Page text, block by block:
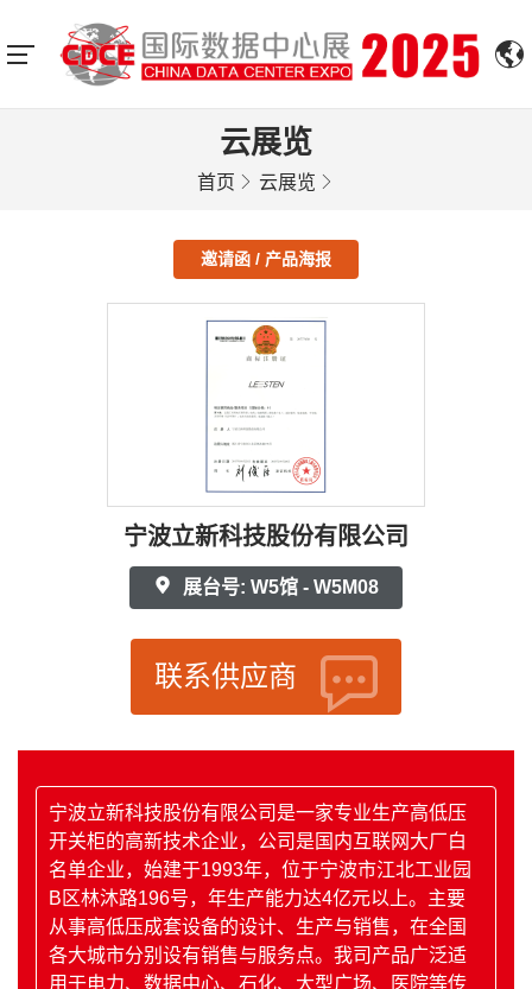
云展览
首页 云展览
邀请函 / 产品海报
宁波立新科技股份有限公司
展台号: W5馆 - W5M08
联系供应商
宁波立新科技股份有限公司是一家专业生产高低压
开关柜的高新技术企业，公司是国内互联网大厂白
名单企业，始建于1993年，位于宁波市江北工业园
B区林沐路196号，年生产能力达4亿元以上。主要
从事高低压成套设备的设计、生产与销售，在全国
各大城市分别设有销售与服务点。我司产品广泛适
用于电力、数据中心、石化、大型广场、医院等传